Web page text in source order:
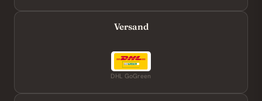
Versand
DHL GoGreen